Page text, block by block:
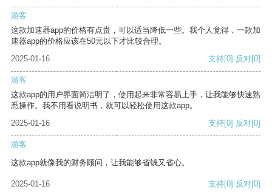
游客
这款加速器app的价格有点贵，可以适当降低一些。我个人觉得，一款加
速器app的价格应该在50元以下才比较合理。
2025-01-16
支持[0] 反对[0]
游客
这款app的用户界面简洁明了，使用起来非常容易上手，让我能够快速熟
悉操作。我不用看说明书，就可以轻松使用这款app。
2025-01-16
支持[0] 反对[0]
游客
这款app就像我的财务顾问，让我能够省钱又省心。
2025-01-16 支持[0] 反对[0]